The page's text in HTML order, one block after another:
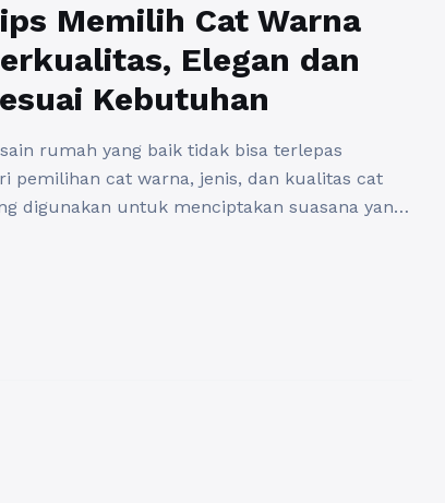
Memilih Cat Warna
Elegan dan
Kebutuhan
rumah yang baik tidak bisa terlepas
pemilihan cat warna, jenis, dan kualitas cat
digunakan untuk menciptakan suasana yang
baik akan menentukan keberhasilan suasana